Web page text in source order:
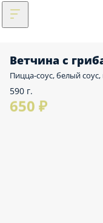
Ветчина с
Пицца-соус, белый
590 г.
650 ₽